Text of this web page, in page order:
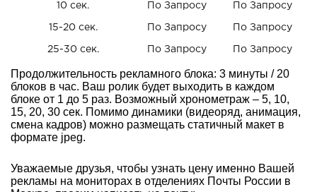
10 сек. По Запросу По Запросу
15-20 сек. По Запросу По Запросу
25-30 сек. По Запросу По Запросу
Продолжительность рекламного блока: 3 минуты / 20
блоков в час. Ваш ролик будет выходить в каждом
блоке от 1 до 5 раз. Возможный хронометраж – 5, 10,
15, 20, 30 сек. Помимо динамики (видеоряд, анимация,
смена кадров) можно размещать статичный макет в
формате jpeg.
Уважаемые друзья, чтобы узнать цену именно Вашей
рекламы на мониторах в отделениях Почты России в